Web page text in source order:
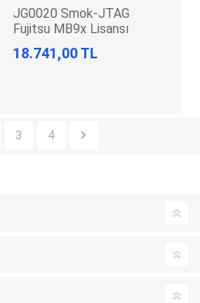
JG0020 Smok-JTAG
Fujitsu MB9x Lisansı
18.741,00 TL
3 4